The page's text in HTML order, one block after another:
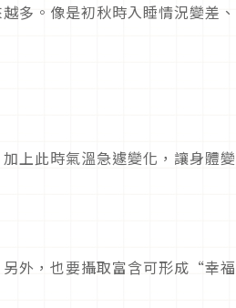
多。像是初秋時入睡情況變差、
上此時氣溫急遽變化，讓身體變
外，也要攝取富含可形成“幸福